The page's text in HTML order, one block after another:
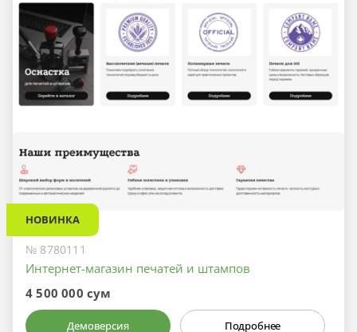
НОВИНКА
№ 8780111
Интернет-магазин печатей и штампов
4 500 000 сум
Демоверсия Подробнее